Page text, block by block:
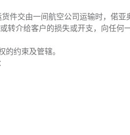
件交由一间航空公司运输时，偌亚
转介给客户的损失或开支，向任何
约束及管辖。
Collapse